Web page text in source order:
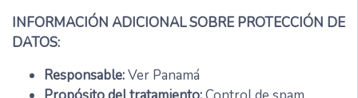
INFORMACIÓN ADICIONAL SOBRE PROTECCIÓN DE
DATOS:
Responsable:Ver Panamá